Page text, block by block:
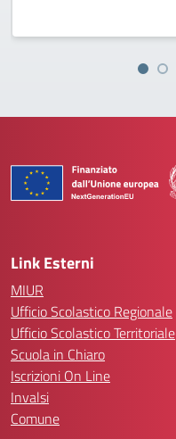
Link Esterni
MIUR
Ufficio Scolastico Regionale
Ufficio Scolastico Territoriale
Scuola in Chiaro
Iscrizioni On Line
Invalsi
Comune